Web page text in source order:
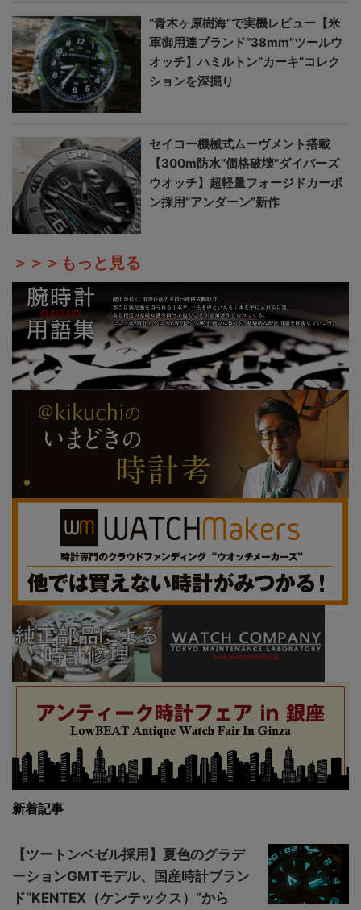
“青木ヶ原樹海”で実機レビュー【米
軍御用達ブランド“38mm”ツールウ
オッチ】ハミルトン“カーキ”コレク
ションを深掘り
セイコー機械式ムーヴメント搭載
【300m防水“価格破壊”ダイバーズ
ウオッチ】超軽量フォージドカーボ
ン採用“アンダーン”新作
＞＞＞もっと見る
新着記事
【ツートンベゼル採用】夏色のグラデ
ーションGMTモデル、国産時計ブラン
ド“KENTEX（ケンテックス）”から